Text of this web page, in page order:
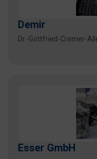
Demir
Dr.-Gottfried-Cremer-
Esser GmbH